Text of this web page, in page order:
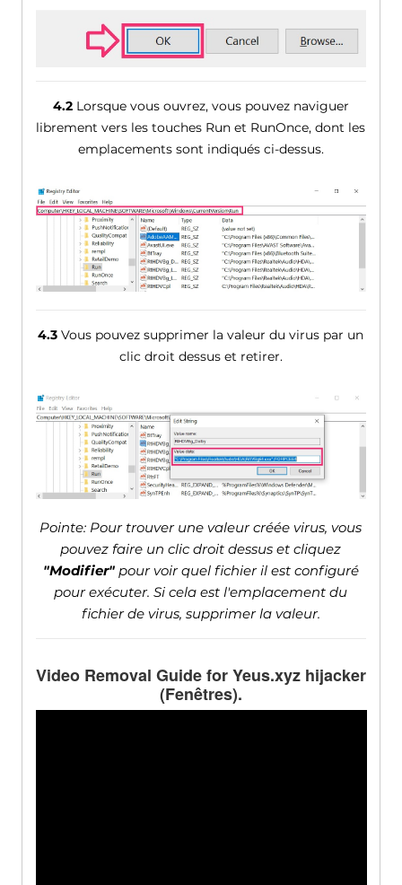
4.2Lorsque vous ouvrez, vous pouvez naviguer
librement vers les touches Run et RunOnce, dont les
emplacements sont indiqués ci-dessus.
4.3 Vous pouvez supprimer la valeur du virus par un
clic droit dessus et retirer.
Pointe: Pour trouver une valeur créée virus, vous
pouvez faire un clic droit dessus et cliquez
"Modifier"pour voir quel fichier il est configuré
pour exécuter. Si cela est l'emplacement du
fichier de virus, supprimer la valeur.
Video Removal Guide for Yeus.xyz hijacker
(Fenêtres).